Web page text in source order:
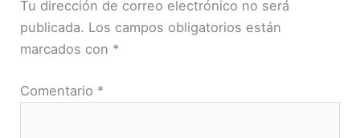
Tu dirección de correo electrónico no será
publicada. Los campos obligatorios están
marcados con *
Comentario *